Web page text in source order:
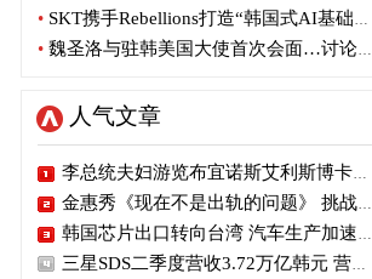
• SKT携手Rebellions打造“韩国式AI基础设施”
• 魏圣洛与驻韩美国大使首次会面…讨论韩美关系
人气文章
李总统夫妇游览布宜诺斯艾利斯博卡区后启程赴德
金惠秀《现在不是出轨的问题》 挑战黑色幽默
韩国芯片出口转向台湾 汽车生产加速本地化美国
三星SDS二季度营收3.72万亿韩元 营业利润2318亿韩元